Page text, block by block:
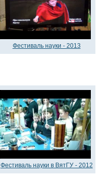
Фестиваль науки - 2013
Фестиваль науки в ВятГУ - 2012